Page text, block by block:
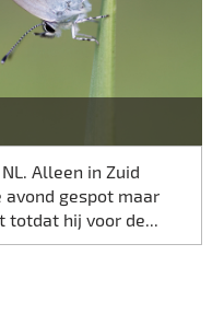
Alleen in Zuid
avond gespot maar
hij voor de...